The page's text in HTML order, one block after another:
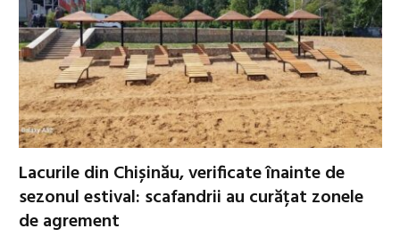
Lacurile din Chișinău, verificate înainte de
sezonul estival: scafandrii au curățat zonele
de agrement